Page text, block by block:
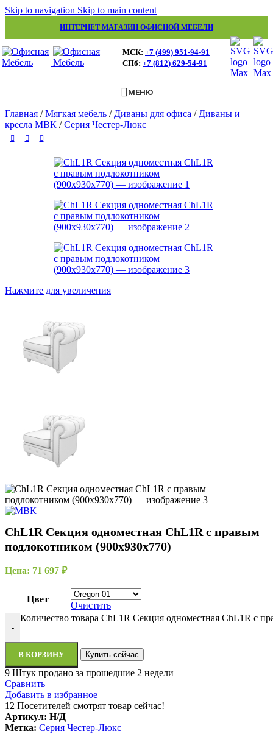
Skip to navigation Skip to main content
ИНТЕРНЕТ МАГАЗИН ОФИСНОЙ МЕБЕЛИ
МСК: +7 (499) 951-94-91
СПб: +7 (812) 629-54-91
МЕНЮ
Главная / Мягкая мебель / Диваны для офиса / Диваны и
кресла МВК / Серия Честер-Люкс
Нажмите для увеличения
СhL1R Секция одноместная ChL1R с правым
подлокотником (900х930х770)
Цена: 71 697 ₽
Цвет
Очистить
-
Количество товара СhL1R Секция одноместная ChL1R с
В КОРЗИНУ Купить сейчас
9 Штук продано за прошедшие 2 недели
Сравнить
Добавить в избранное
12 Посетителей смотрят товар сейчас!
Артикул: Н/Д
Метка: Серия Честер-Люкс